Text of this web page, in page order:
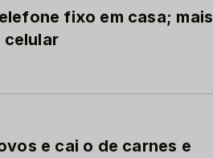
fixo em casa; mais
celular
e cai o de carnes e